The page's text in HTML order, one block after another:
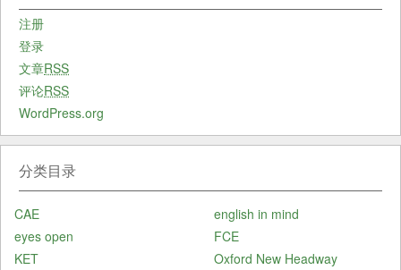
注册
登录
文章RSS
评论RSS
WordPress.org
分类目录
CAE
english in mind
eyes open
FCE
KET
Oxford New Headway